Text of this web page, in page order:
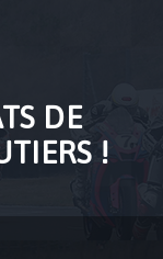
DE
!